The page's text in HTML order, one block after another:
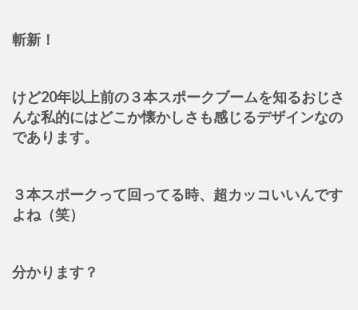
斬新！
けど20年以上前の３本スポークブームを知るおじさ
んな私的にはどこか懐かしさも感じるデザインなの
であります。
３本スポークって回ってる時、超カッコいいんです
よね（笑）
分かります？